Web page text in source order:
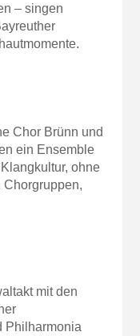
– singen
Chor Brünn und
ein Ensemble
ohne
Chorgruppen,
mit den
Philharmonia